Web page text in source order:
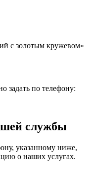
с золотым кружевом»
задать по телефону:
службы
указанному ниже,
о наших услугах.